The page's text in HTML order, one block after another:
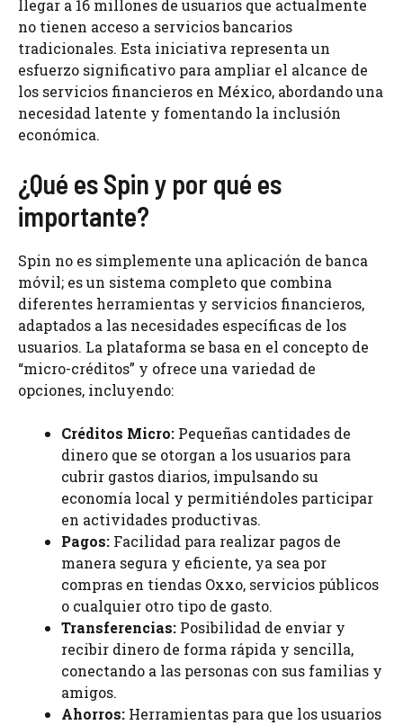
llegar a 16 millones de usuarios que actualmente
no tienen acceso a servicios bancarios
tradicionales. Esta iniciativa representa un
esfuerzo significativo para ampliar el alcance de
los servicios financieros en México, abordando una
necesidad latente y fomentando la inclusión
económica.
¿Qué es Spin y por qué es
importante?
Spin no es simplemente una aplicación de banca
móvil; es un sistema completo que combina
diferentes herramientas y servicios financieros,
adaptados a las necesidades específicas de los
usuarios. La plataforma se basa en el concepto de
“micro-créditos” y ofrece una variedad de
opciones, incluyendo:
Créditos Micro: Pequeñas cantidades de
dinero que se otorgan a los usuarios para
cubrir gastos diarios, impulsando su
economía local y permitiéndoles participar
en actividades productivas.
Pagos: Facilidad para realizar pagos de
manera segura y eficiente, ya sea por
compras en tiendas Oxxo, servicios públicos
o cualquier otro tipo de gasto.
Transferencias: Posibilidad de enviar y
recibir dinero de forma rápida y sencilla,
conectando a las personas con sus familias y
amigos.
Ahorros: Herramientas para que los usuarios